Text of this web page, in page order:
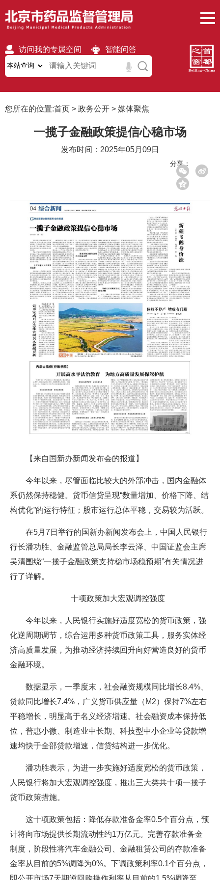
访问我的专属空间 智能问答
无障碍 繁體 移动版
您所在的位置:首页 > 政务公开 > 媒体聚焦
一揽子金融政策提信心稳市场
发布时间：2025年05月09日
分享：
【来自国新办新闻发布会的报道】
今年以来，尽管面临比较大的外部冲击，国内金融体
系仍然保持稳健。货币信贷呈现“数量增加、价格下降、结
构优化”的运行特征；股市运行总体平稳，交易较为活跃。
在5月7日举行的国新办新闻发布会上，中国人民银行
行长潘功胜、金融监管总局局长李云泽、中国证监会主席
吴清围绕“一揽子金融政策支持稳市场稳预期”有关情况进
行了详解。
十项政策加大宏观调控强度
今年以来，人民银行实施好适度宽松的货币政策，强
化逆周期调节，综合运用多种货币政策工具，服务实体经
济高质量发展，为推动经济持续回升向好营造良好的货币
金融环境。
数据显示，一季度末，社会融资规模同比增长8.4%、
贷款同比增长7.4%，广义货币供应量（M2）保持7%左右
平稳增长，明显高于名义经济增速。社会融资成本保持低
位，普惠小微、制造业中长期、科技型中小企业等贷款增
速均快于全部贷款增速，信贷结构进一步优化。
潘功胜表示，为进一步实施好适度宽松的货币政策，
人民银行将加大宏观调控强度，推出三大类共十项一揽子
货币政策措施。
这十项政策包括：降低存款准备金率0.5个百分点，预
计将向市场提供长期流动性约1万亿元。完善存款准备金
制度，阶段性将汽车金融公司、金融租赁公司的存款准备
金率从目前的5%调降为0%。下调政策利率0.1个百分点，
即公开市场7天期逆回购操作利率从目前的1.5%调降至